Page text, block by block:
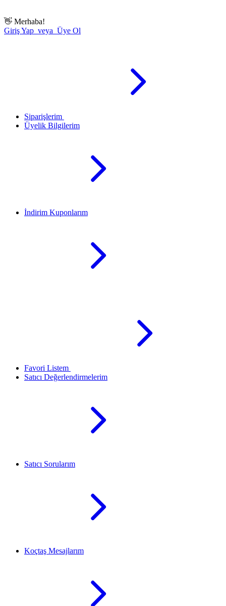
👋 Merhaba!
Giriş Yap veya Üye Ol
Siparişlerim
Üyelik Bilgilerim
İndirim Kuponlarım
Favori Listem
Satıcı Değerlendirmelerim
Satıcı Sorularım
Koçtaş Mesajlarım